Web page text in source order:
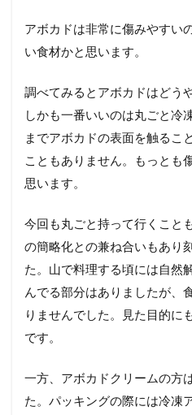
アボカドは非常に傷みやすい
い食材かと思います。
調べてみるとアボカドはどう
しかも一番いいのは丸ごと冷
までアボカドの表面を触るこ
こともありません。もっとも
思います。
今回も丸ごと持って行くこと
の簡略化との兼ね合いもあり
た。山で料理する頃には自然
んでる部分はありましたが、
りませんでした。見た目的に
です。
一方、アボカドクリームの方
た。パッキングの際には冷凍